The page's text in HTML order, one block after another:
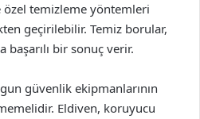
temizleme yöntemleri
geçirilebilir. Temiz borular,
başarılı bir sonuç verir.
güvenlik ekipmanlarının
Eldiven, koruyucu